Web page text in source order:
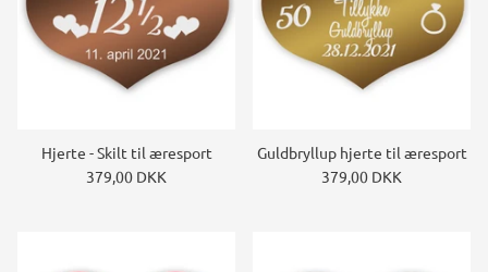
Hjerte - Skilt til æresport
379,00 DKK
Guldbryllup hjerte til æresport
379,00 DKK